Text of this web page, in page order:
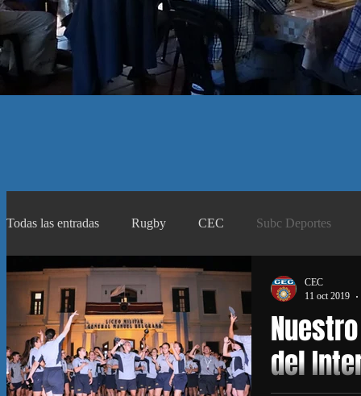
Todas las entradas Rugby CEC Subc Deportes
Subc Cultura Subc Becas
Nuestro
del
CEC
11 oct 2019